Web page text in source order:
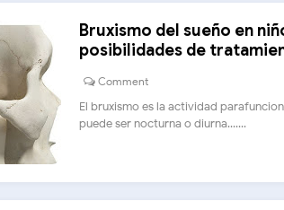
Bruxismo del sueño en
posibilidades de
Comment
El bruxismo es la actividad
puede ser nocturna o diurna.......